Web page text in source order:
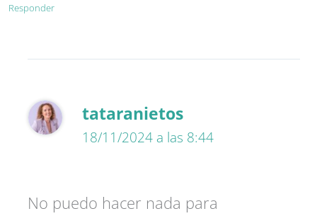
Responder
tataranietos
18/11/2024 a las 8:44
No puedo hacer nada para